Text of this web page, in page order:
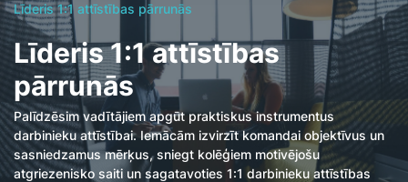
Līderis 1:1 attīstības pārrunās
Līderis 1:1 attīstības
pārrunās
Palīdzēsim vadītājiem apgūt praktiskus instrumentus
darbinieku attīstībai. Iemācām izvirzīt komandai objektīvus un
sasniedzamus mērķus, sniegt kolēģiem motivējošu
atgriezenisko saiti un sagatavoties 1:1 darbinieku attīstības